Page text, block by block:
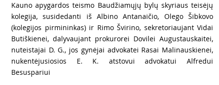
Kauno apygardos teismo Baudžiamųjų bylų skyriaus teisėjų
kolegija, susidedanti iš Albino Antanaičio, Olego Šibkovo
(kolegijos pirmininkas) ir Rimo Švirino, sekretoriaujant Vidai
Butiškienei, dalyvaujant prokurorei Dovilei Augustauskaitei,
nuteistajai D. G., jos gynėjai advokatei Rasai Malinauskienei,
nukentėjusiosios E. K. atstovui advokatui Alfredui
Besuspariui